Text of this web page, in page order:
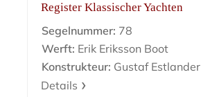
Register Klassischer Yachten
Segelnummer: 78
Werft: Erik Eriksson Boot
Konstrukteur: Gustaf Estlander
Details